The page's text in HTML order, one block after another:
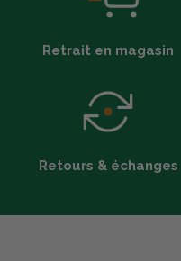
Retrait en magasin
Retours & échanges